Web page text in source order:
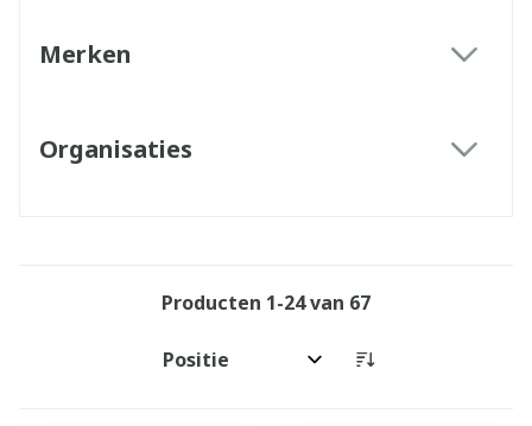
Merken
Organisaties
Producten 1-24van 67
Sorteer op: